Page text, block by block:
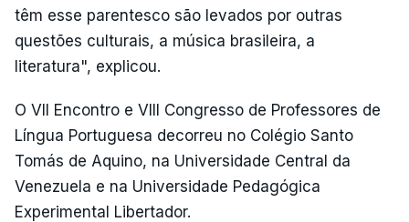
têm esse parentesco são levados por outras
questões culturais, a música brasileira, a
literatura", explicou.
O VII Encontro e VIII Congresso de Professores de
Língua Portuguesa decorreu no Colégio Santo
Tomás de Aquino, na Universidade Central da
Venezuela e na Universidade Pedagógica
Experimental Libertador.